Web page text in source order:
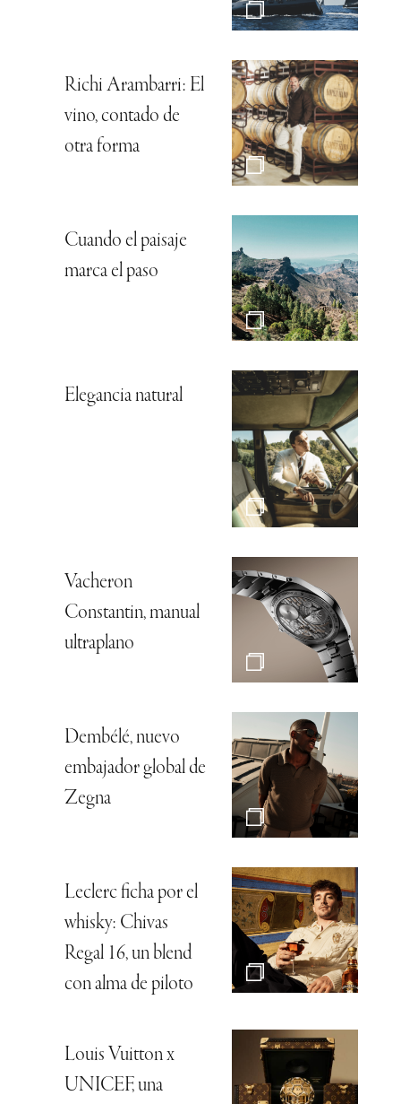
Richi Arambarri: El
vino, contado de
otra forma
Cuando el paisaje
marca el paso
Elegancia natural
Vacheron
Constantin, manual
ultraplano
Dembélé, nuevo
embajador global de
Zegna
Leclerc ficha por el
whisky: Chivas
Regal 16, un blend
con alma de piloto
Louis Vuitton x
UNICEF, una